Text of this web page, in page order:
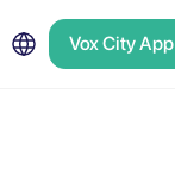
Vox City App